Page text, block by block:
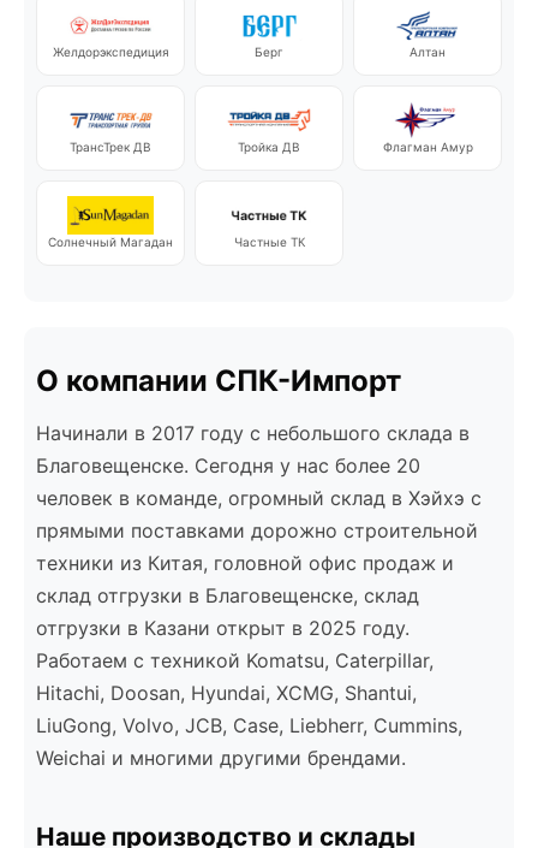
Желдорэкспедиция Берг Алтан
ТрансТрек ДВ Тройка ДВ Флагман Амур
Солнечный Магадан Частные ТК
О компании СПК-Импорт
Начинали в 2017 году с небольшого склада в
Благовещенске. Сегодня у нас более 20
человек в команде, огромный склад в Хэйхэ с
прямыми поставками дорожно строительной
техники из Китая, головной офис продаж и
склад отгрузки в Благовещенске, склад
отгрузки в Казани открыт в 2025 году.
Работаем с техникой Komatsu, Caterpillar,
Hitachi, Doosan, Hyundai, XCMG, Shantui,
LiuGong, Volvo, JCB, Case, Liebherr, Cummins,
Weichai и многими другими брендами.
Наше производство и склады